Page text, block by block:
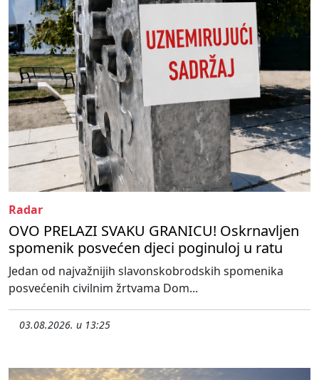
Radar
OVO PRELAZI SVAKU GRANICU! Oskrnavljen
spomenik posvećen djeci poginuloj u ratu
Jedan od najvažnijih slavonskobrodskih spomenika
posvećenih civilnim žrtvama Dom...
03.08.2026. u 13:25